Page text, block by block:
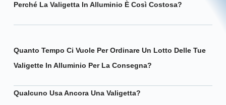
Perché La Valigetta In Alluminio È Così Costosa?
Quanto Tempo Ci Vuole Per Ordinare Un Lotto Delle Tue
Valigette In Alluminio Per La Consegna?
Qualcuno Usa Ancora Una Valigetta?